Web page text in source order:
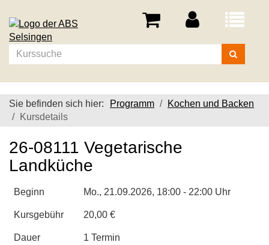
Menü
Kurse
suchen
Sie befinden sich hier: Programm
Kochen und Backen
Kursdetails
26-08111 Vegetarische
Landküche
Beginn Mo., 21.09.2026, 18:00 - 22:00 Uhr
Kursgebühr 20,00 €
Dauer 1 Termin